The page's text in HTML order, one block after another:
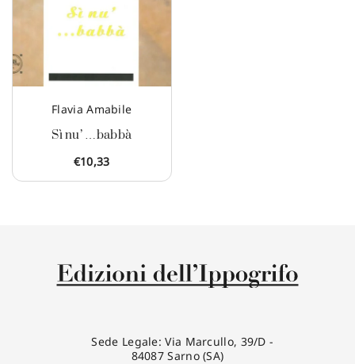
Flavia Amabile
Sì nu’ …babbà
€10,33
Sede Legale: Via Marcullo, 39/D -
84087 Sarno (SA)